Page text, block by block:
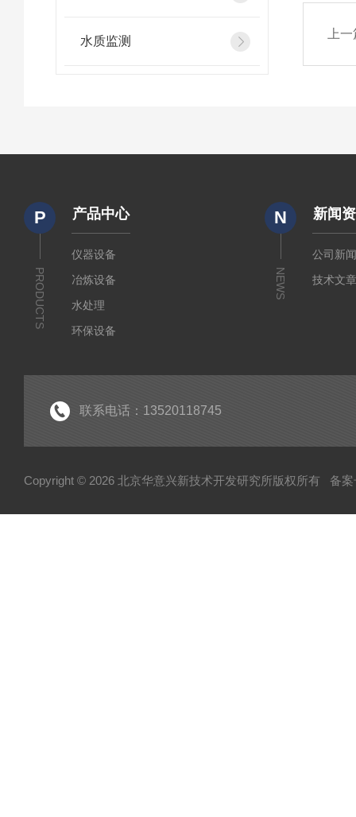
水质监测
上
P
PRODUCTS
产品中心
仪器设备
冶炼设备
水处理
环保设备
仪器仪表
N
NEWS
新闻
公司新
技术文
联系电话：13520118745
Copyright © 2026 北京华意兴新技术开发研究所版权所有 备案